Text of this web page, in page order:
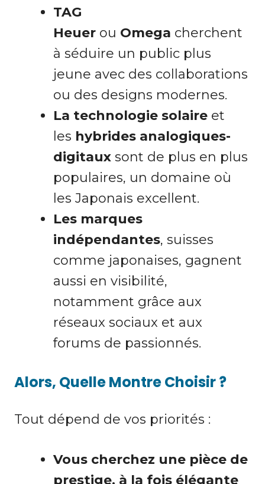
TAG
Heuer ou Omega cherchent
à séduire un public plus
jeune avec des collaborations
ou des designs modernes.
La technologie solaire et
les hybrides analogiques-
digitaux sont de plus en plus
populaires, un domaine où
les Japonais excellent.
Les marques
indépendantes, suisses
comme japonaises, gagnent
aussi en visibilité,
notamment grâce aux
réseaux sociaux et aux
forums de passionnés.
Alors, Quelle Montre Choisir ?
Tout dépend de vos priorités :
Vous cherchez une pièce de
prestige, à la fois élégante